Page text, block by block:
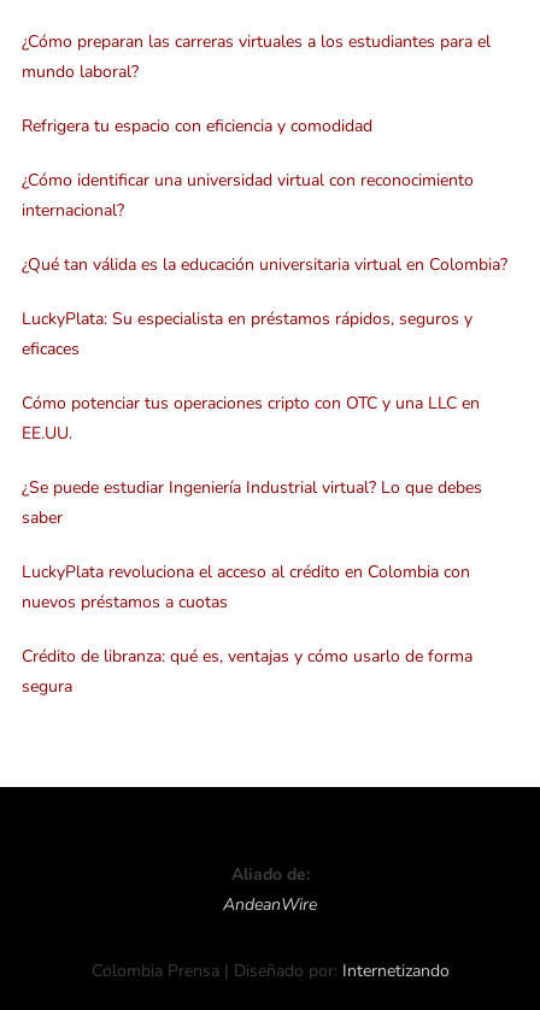
¿Cómo preparan las carreras virtuales a los estudiantes para el
mundo laboral?
Refrigera tu espacio con eficiencia y comodidad
¿Cómo identificar una universidad virtual con reconocimiento
internacional?
¿Qué tan válida es la educación universitaria virtual en Colombia?
LuckyPlata: Su especialista en préstamos rápidos, seguros y
eficaces
Cómo potenciar tus operaciones cripto con OTC y una LLC en
EE.UU.
¿Se puede estudiar Ingeniería Industrial virtual? Lo que debes
saber
LuckyPlata revoluciona el acceso al crédito en Colombia con
nuevos préstamos a cuotas
Crédito de libranza: qué es, ventajas y cómo usarlo de forma
segura
Aliado de:
AndeanWire
Colombia Prensa | Diseñado por: Internetizando